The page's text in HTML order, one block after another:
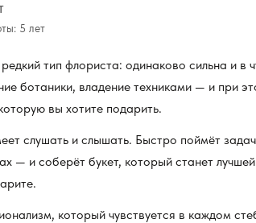
5 лет
тип флориста: одинаково сильна и в
ботаники, владение техниками — и при
вы хотите подарить.
слушать и слышать. Быстро поймёт
— и соберёт букет, который станет
который чувствуется в каждом